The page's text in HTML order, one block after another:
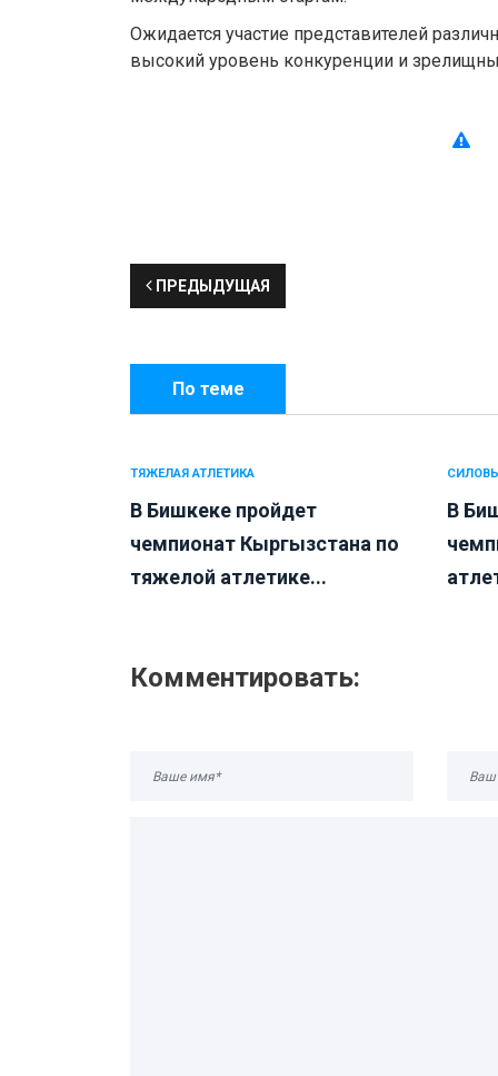
Ожидается участие представителей
высокий уровень конкуренции и
ПРЕДЫДУЩАЯ
По теме
ТЯЖЕЛАЯ АТЛЕТИКА
В Бишкеке пройдет
чемпионат Кыргызстана по
тяжелой атлетике...
В
Комментировать: